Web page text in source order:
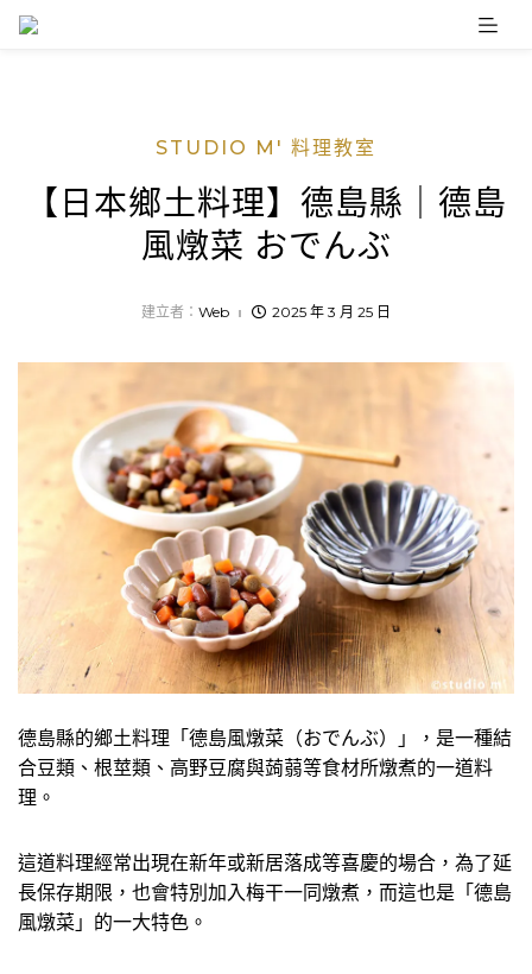
Skip
STUDIO M' 料理教室
【日本鄉土料理】德島縣｜德島
風燉菜 おでんぶ
建立者： Web 2025 年 3 月 25 日
德島縣的鄉土料理「德島風燉菜（おでんぶ）」，是一種結
合豆類、根莖類、高野豆腐與蒟蒻等食材所燉煮的一道料
理。
這道料理經常出現在新年或新居落成等喜慶的場合，為了延
長保存期限，也會特別加入梅干一同燉煮，而這也是「德島
風燉菜」的一大特色。